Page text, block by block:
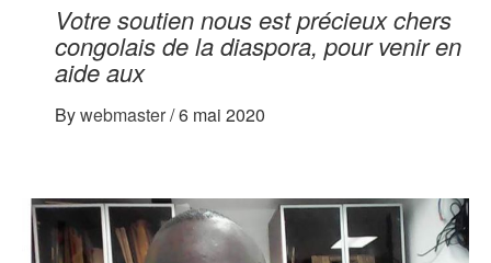
Votre soutien nous est précieux chers
congolais de la diaspora, pour venir en
aide aux
Bywebmaster/6 mai 2020